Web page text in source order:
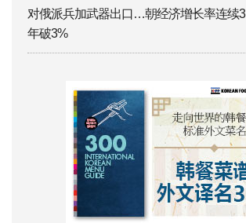
对俄派兵加武器出口…朝经济增长率连续3
年破3%